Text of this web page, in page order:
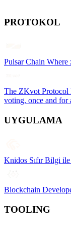
PROTOKOL
Pulsar Chain Where
The ZKvot Protocol
voting, once and for
UYGULAMA
Knidos Sıfır Bilgi
Blockchain
TOOLING